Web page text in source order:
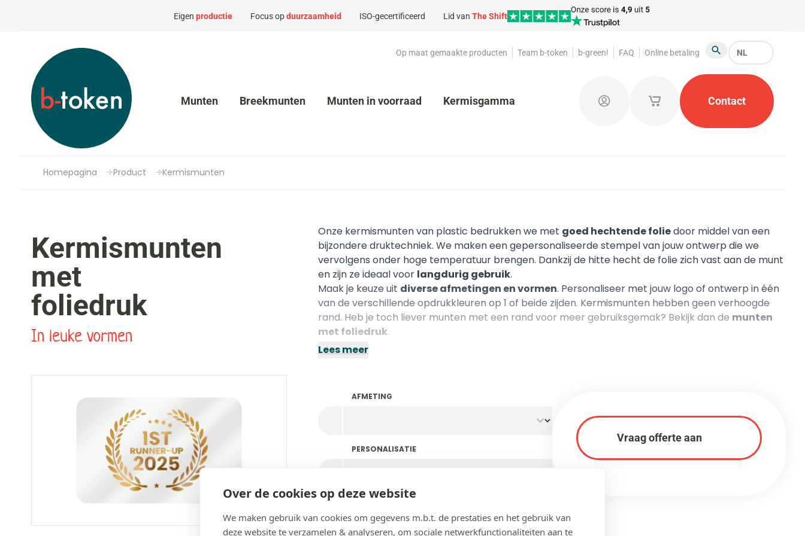
Over de cookies op deze website
We maken gebruik van cookies om gegevens m.b.t. de prestaties en het gebruik van
deze website te verzamelen & analyseren, om sociale netwerkfunctionaliteiten aan te
Eigen productie Focus opduurzaamheid ISO-gecertificeerd Lid van The Shift
Op maat gemaakte producten Team b-token b-green! FAQ Online betaling
Zoeken
NL
Munten Breekmunten Munten in voorraad Kermisgamma Garderobemunten Promotiemateriaal Kleine
Aanmelden Mijn opgeslagen winkelwagentjes
Contact
Homepagina Product Kermismunten
Kermismunten
met
foliedruk
In leuke vormen
Onze kermismunten van plastic bedrukken we met goed hechtende foliedoor middel van een
bijzondere druktechniek. We maken een gepersonaliseerde stempel van jouw ontwerp die we
vervolgens onder hoge temperatuur brengen. Dankzij de hitte hecht de folie zich vast aan de munt
en zijn ze ideaal voor langdurig gebruik.
Maak je keuze uit diverse afmetingen en vormen. Personaliseer met jouw logo of ontwerp in één
van de verschillende opdrukkleuren op 1 of beide zijden. Kermismunten hebben geen verhoogde
rand. Heb je toch liever munten met een rand voor meer gebruiksgemak? Bekijk dan de munten
met foliedruk.
Lees meer
AFMETING
PERSONALISATIE
Vraag offerte aan